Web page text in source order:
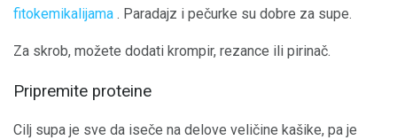
fitokemikalijama . Paradajz i pečurke su dobre za supe.
Za skrob, možete dodati krompir, rezance ili pirinač.
Pripremite proteine
Cilj supa je sve da iseče na delove veličine kašike, pa je